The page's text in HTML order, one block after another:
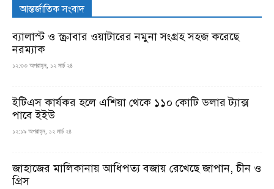
আন্তর্জাতিক সংবাদ
ব্যালাস্ট ও স্ক্রাবার ওয়াটারের নমুনা সংগ্রহ সহজ করেছে
নরম্যাক
১২:৩৩ অপরাহ্ন, ১২ মার্চ ২৪
ইটিএস কার্যকর হলে এশিয়া থেকে ১১০ কোটি ডলার ট্যাক্স
পাবে ইইউ
১২:১৯ অপরাহ্ন, ১২ মার্চ ২৪
জাহাজের মালিকানায় আধিপত্য বজায় রেখেছে জাপান, চীন ও
গ্রিস